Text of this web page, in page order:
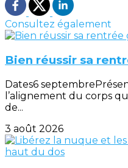
Consultez également
Bien réussir sa
Dates6
l’alignement du corps
de...
3 août 2026